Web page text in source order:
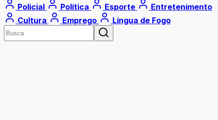
Policial
Política Esporte
Entretenimento
Cultura
Emprego Língua de Fogo